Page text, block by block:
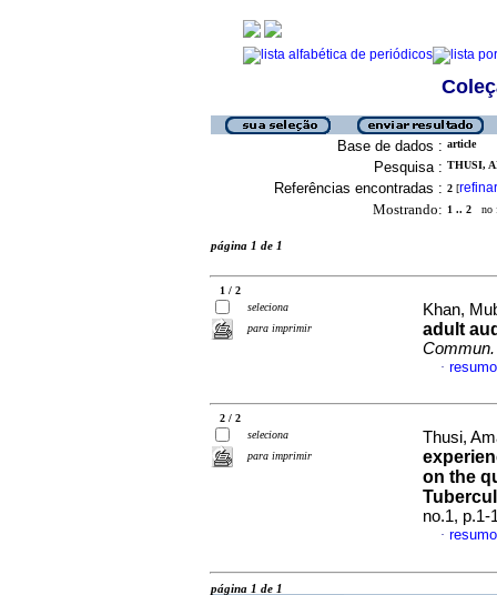
Base de dados : article
Pesquisa : THUSI,
Referências encontradas : 2 [refinar
Mostrando: 1 .. 2 no
página 1 de 1
1 / 2
seleciona
para imprimir
Khan,
adult
·
2 / 2
seleciona
para imprimir
Thusi,
on the
no.1, p.1-
·
página 1 de 1